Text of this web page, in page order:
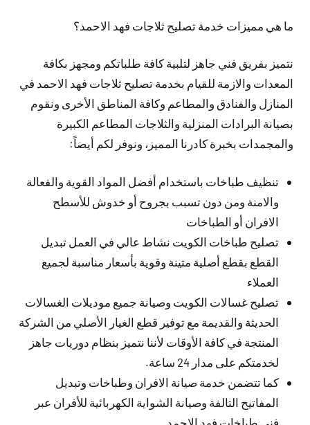
ما هي مميزات خدمة تصليح ثلاجات فهد الاحمد؟
نتميز بفريق فني جاهز لتلبية كافة طلباتكم ومجهز بكافة
المعدات والازمة للقيام بخدمة تصليح ثلاجات فهد الاحمد في
المنازل والفنادق والمطاعم وكافة المناطق الأخرى ونقوم
بصيانة البرادات المنزلية والثلاجات المطاعم الكبيرة
والمجمدات بخبرة كادرنا المميز، ونوفر لكم أيضاً:
تنظيف طباخات باستخدام أفضل المواد القوية والفعالة
والامنة ومن دون تسبب بجروح أو خدوش للأسطح
الافران أو الطباخات
تصليح طباخات الكويت نشاط عالي في العمل تبديل
القطع بقطع أصلية متينة وقوية بأسعار مناسبة لجميع
العملاء
تصليح غسالات الكويت وصيانة جميع موديلات الغسالات
الحديثة والقديمة مع توفير قطع الغيار الأصلي من الشركة
المنتجة في كافة الأوقات لأننا نتميز بنظام دوريات جاهز
لخدمتكم على مدار 24 ساعة.
كما تتضمن خدمة صيانة الافران وطباخات وتبديل
المفاتيح التالفة وصيانة الشواية الكهربائية للأفران عبر
فني طباخات فهد الاحمد